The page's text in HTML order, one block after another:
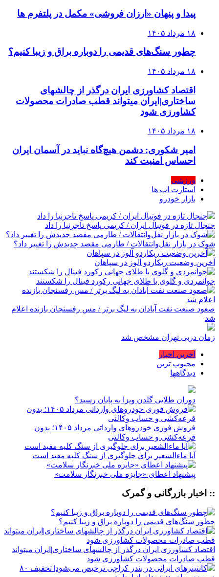
پیدا و پنهان «ارزان فروشی» مکمل در پلتفرم ها
۱۸ مرداد ۱۴۰۵
چطور سنگ‌های قدیمی را دوباره براق و زیبا کنیم؟
۱۸ مرداد ۱۴۰۵
اقتصاد کشاورزی ایران درگذر از چالشهای
ساختاری|ایران میتواند قطب صادرات محصولات
کشاورزی شود
۱۸ مرداد ۱۴۰۵
امیر شکوری: دشمن هیچ‌گاه نباید در آسمان ایران
احساس امنیت کند
ورزشی
استارت اپ ها
بازار خودرو
جنجال تازه در فوتبال ایران / کریمی پاسخ تاجرنیا را داد
شوک در بازار نقل‌وانتقالات / طارمی مقصد جدیدش را تغییر داد؟
آخرین وضعیت ریکاردو آلوز در سپاهان
جوانمردی و گلوی با طلای جهانی رکورد فینال را شکستند
صعود صنعت نفت آبادان به لیگ برتر / مس رفسنجان بازنده اعلام
شد
زمان دربی تهران مشخص شد
آخرین اخبار
محبوب ترین
دیدگاهها
دوران طلایی گلدن ویزا به پایان رسید؟
فروش فوری خودروهای وارداتی مرداد ۱۴۰۵؛ بدون
قرعه‌کشی و حساب وکالتی
آیا ماءالشعیر برای جلوگیری از سنگ کلیه مفید است
پیشنهاد اعطای «جایزه ملی خبرنگار سلامت»
:: اخبار بازرگانی و گمرک
چطور سنگ‌های قدیمی را دوباره براق و زیبا کنیم؟
اقتصاد کشاورزی ایران درگذر از چالشهای ساختاری|ایران میتواند
قطب صادرات محصولات کشاورزی شود